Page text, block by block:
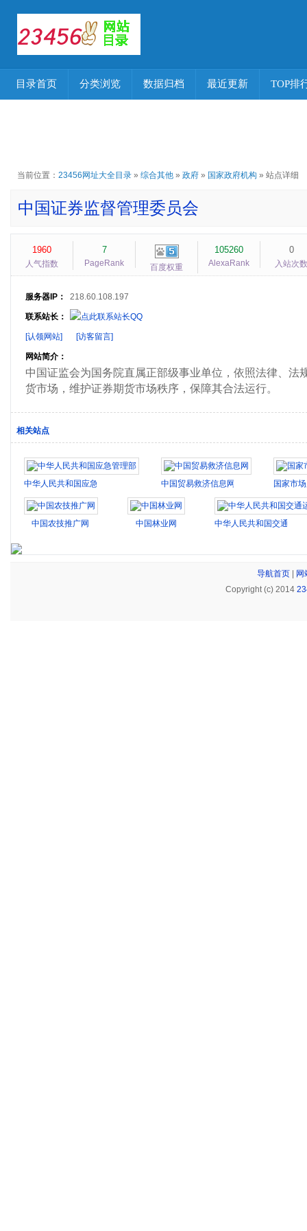
目录首页 分类浏览 数据归档 最近更新 TOP排
当前位置： 23456网址大全目录 » 综合其他 » 政府 » 国家政府机构 » 站点详细
中国证券监督管理委员会
1960
人气指数
7
PageRank 百度权重
105260
AlexaRank
0
入站次数
服务器IP： 218.60.108.197
联系站长：
[认领网站] [访客留言]
网站简介：
中国证监会为国务院直属正部级事业单位，依照法律、法
货市场，维护证券期货市场秩序，保障其合法运行。
相关站点
中华人民共和国应急管理部 中国贸易救济信息网 国家市
中国农技推广网 中国林业网 中华人民共和国交通运输
导航首页|
网
Copyright (c) 2014